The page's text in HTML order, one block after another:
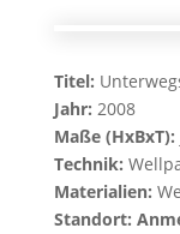
Titel:
Jahr: 2008
Maße (HxBxT):
Technik:
Materialien:
Standort: